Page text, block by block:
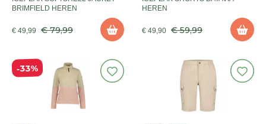
BRIMFIELD HEREN
€ 49,99 € 79,99
HEREN
€ 49,90 € 59,99
33%